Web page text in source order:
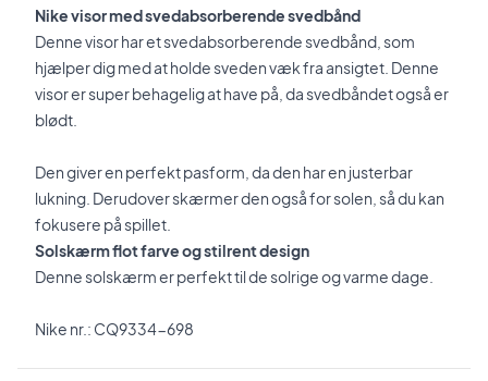
Nike visor med svedabsorberende svedbånd
Denne visor har et svedabsorberende svedbånd, som
hjælper dig med at holde sveden væk fra ansigtet. Denne
visor er super behagelig at have på, da svedbåndet også er
blødt.
Den giver en perfekt pasform, da den har en justerbar
lukning. Derudover skærmer den også for solen, så du kan
fokusere på spillet.
Solskærm flot farve og stilrent design
Denne solskærm er perfekt til de solrige og varme dage.
Nike nr.: CQ9334-698